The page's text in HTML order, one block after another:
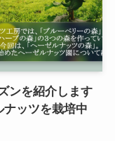
ンを紹介します
ナッツを栽培中